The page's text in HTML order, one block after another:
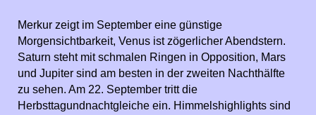
Merkur zeigt im September eine günstige
Morgensichtbarkeit, Venus ist zögerlicher Abendstern.
Saturn steht mit schmalen Ringen in Opposition, Mars
und Jupiter sind am besten in der zweiten Nachthälfte
zu sehen. Am 22. September tritt die
Herbsttagundnachtgleiche ein. Himmelshighlights sind